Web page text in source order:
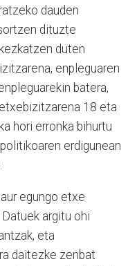
dauden
dituzte
duten
enpleguaren
batera,
18 eta
hori erronka bihurtu
erdigunean
egungo etxe
argitu ohi
eta
daitezke zenbat